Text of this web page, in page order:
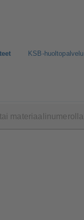
KSB-huoltopalvelu